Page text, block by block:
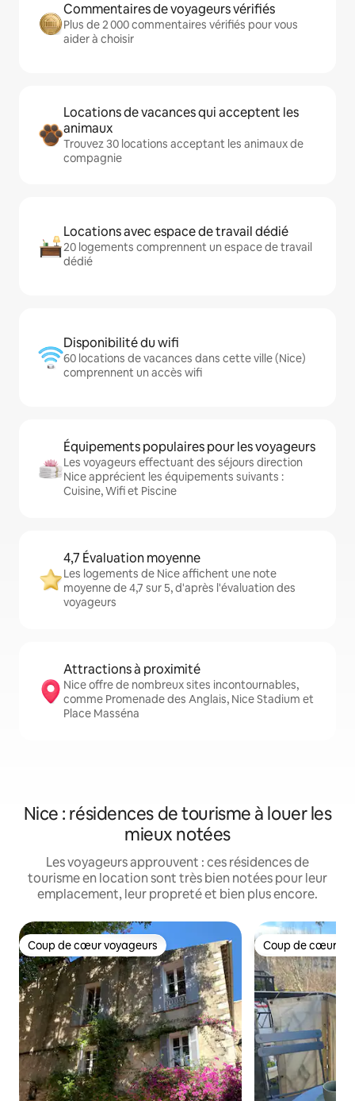
Commentaires de voyageurs vérifiés
Plus de 2 000 commentaires vérifiés pour vous
aider à choisir
Locations de vacances qui acceptent les
animaux
Trouvez 30 locations acceptant les animaux de
compagnie
Locations avec espace de travail dédié
20 logements comprennent un espace de travail
dédié
Disponibilité du wifi
60 locations de vacances dans cette ville (Nice)
comprennent un accès wifi
Équipements populaires pour les voyageurs
Les voyageurs effectuant des séjours direction
Nice apprécient les équipements suivants :
Cuisine, Wifi et Piscine
4,7 Évaluation moyenne
Les logements de Nice affichent une note
moyenne de 4,7 sur 5, d'après l'évaluation des
voyageurs
Attractions à proximité
Nice offre de nombreux sites incontournables,
comme Promenade des Anglais, Nice Stadium et
Place Masséna
Nice : résidences de tourisme à louer les
mieux notées
Les voyageurs approuvent : ces résidences de
tourisme en location sont très bien notées pour leur
emplacement, leur propreté et bien plus encore.
Coup de cœur voyageurs
Coup de cœur voyageurs Coup de cœur
Coup de cœur